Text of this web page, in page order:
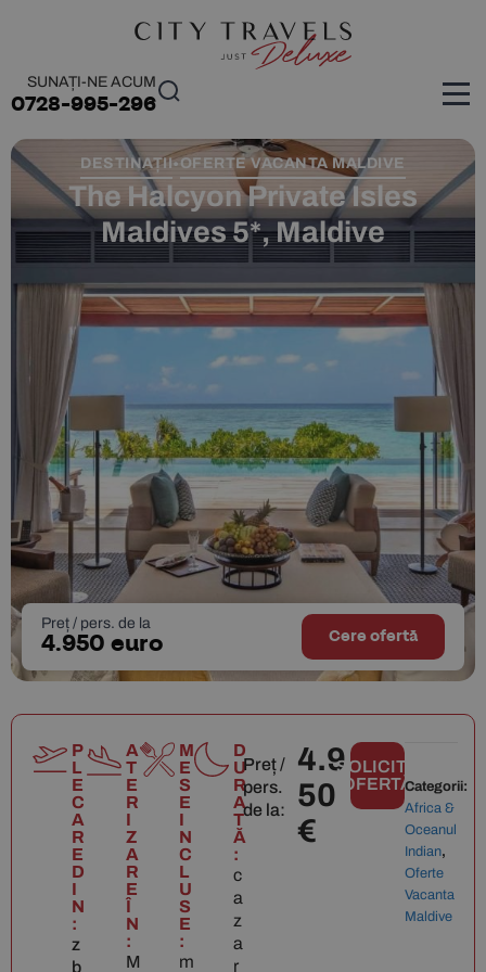
SUNAȚI-NE ACUM
0728-995-296
DESTINAȚII• OFERTE VACANTA MALDIVE
The Halcyon Private Isles
Maldives 5*, Maldive
Preț / pers. de la
4.950 euro Cere ofertă
P
L
E
C
A
R
E
D
I
N
:
z
b
A
T
E
R
I
Z
A
R
E
Î
N
:
M
M
E
S
E
I
N
C
L
U
S
E
:
m
D
U
R
A
T
Ă
:
c
a
z
a
r
Preț /
pers.
de la:
4.9
50
€
SOLICITĂ
OFERTĂCategorii:
Africa &
Oceanul
Indian,
Oferte
Vacanta
Maldive